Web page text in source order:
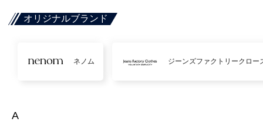
オリジナルブランド
ネノム ジーンズファクトリークロー
A